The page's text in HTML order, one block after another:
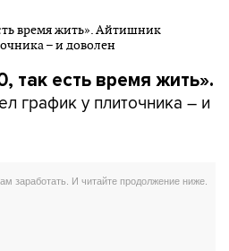
так есть время жить».
график у плиточника – и